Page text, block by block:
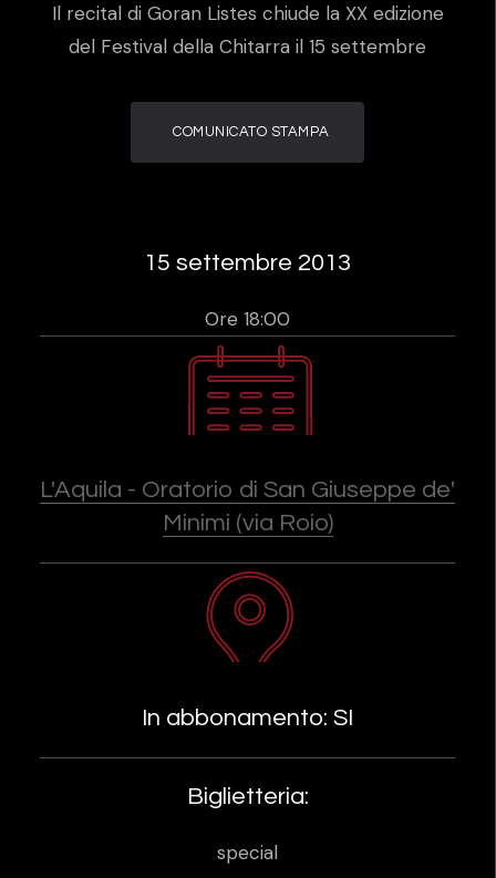
Il recital di Goran Listes chiude la XX edizione
del Festival della Chitarra il 15 settembre
COMUNICATO STAMPA
15 settembre 2013
Ore 18:00
L'Aquila - Oratorio di San Giuseppe de'
Minimi (via Roio)
In abbonamento: SI
Biglietteria:
special